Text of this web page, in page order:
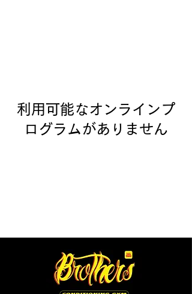
利用可能なオンラインプ
ログラムがありません